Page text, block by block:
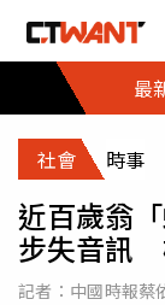
最
社會 時事
近百歲翁
步失音訊
記者： 中國時報蔡